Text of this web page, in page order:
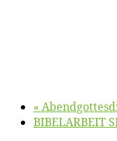
«
BIBELARBEIT